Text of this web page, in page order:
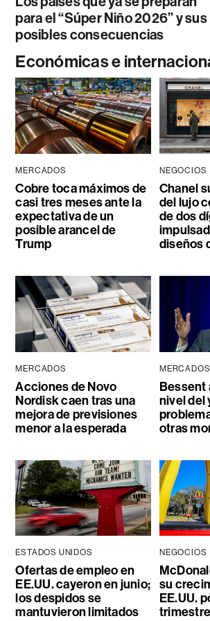
para el “Súper Niño 2026” y sus
posibles consecuencias
Económicas e
MERCADOS
Cobre toca máximos de
casi tres meses ante la
expectativa de un
posible arancel de
Trump
NEGOCIOS
Chanel
del lujo
de dos
diseños
MERCADOS
Acciones de Novo
Nordisk caen tras una
mejora de previsiones
menor a la esperada
MERCADOS
Bessent
nivel del
otras
ESTADOS UNIDOS
Ofertas de empleo en
EE.UU. cayeron en junio;
los despidos se
mantuvieron limitados
NEGOCIOS
su
EE.UU.